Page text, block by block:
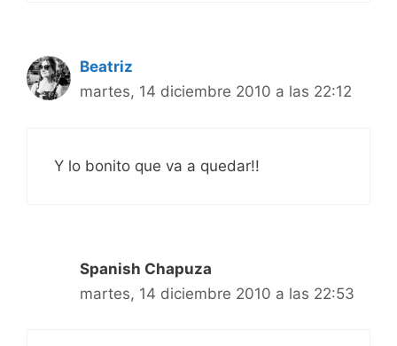
Beatriz
martes, 14 diciembre 2010 a las 22:12
Y lo bonito que va a quedar!!
Spanish Chapuza
martes, 14 diciembre 2010 a las 22:53